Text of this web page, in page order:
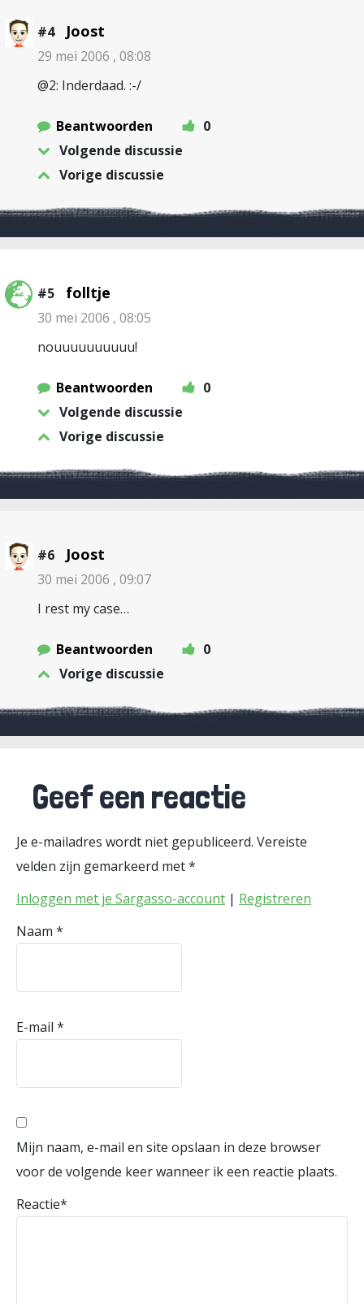
#4 Joost
29 mei 2006 , 08:08
@2: Inderdaad. :-/
Beantwoorden
0
Volgende discussie
Vorige discussie
#5 folltje
30 mei 2006 , 08:05
nouuuuuuuuuu!
Beantwoorden
0
Volgende discussie
Vorige discussie
#6 Joost
30 mei 2006 , 09:07
I rest my case…
Beantwoorden
0
Vorige discussie
Geef een reactie
Je e-mailadres wordt niet gepubliceerd. Vereiste
velden zijn gemarkeerd met*
Inloggen met je Sargasso-account | Registreren
Naam *
E-mail *
Mijn naam, e-mail en site opslaan in deze browser
voor de volgende keer wanneer ik een reactie plaats.
Reactie*